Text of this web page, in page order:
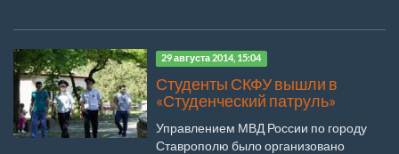
29 августа 2014, 15:04
Студенты СКФУ вышли в
«Студенческий патруль»
Управлением МВД России по городу
Ставрополю было организовано